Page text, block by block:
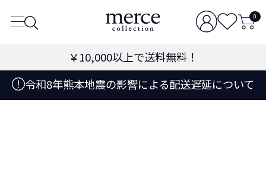
0
￥10,000以上で送料無料！
令和8年熊本地震の影響による配送遅延について